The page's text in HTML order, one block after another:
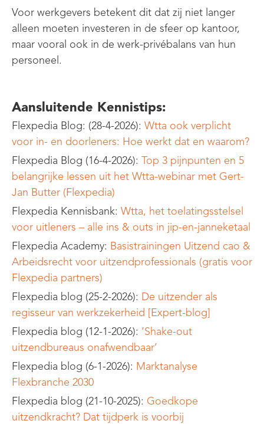
Voor werkgevers betekent dit dat zij niet langer
alleen moeten investeren in de sfeer op kantoor,
maar vooral ook in de werk-privébalans van hun
personeel.
Aansluitende Kennistips:
Flexpedia Blog: (28-4-2026): Wtta ook verplicht
voor in- en doorleners: Hoe werkt dat en waarom?
Flexpedia Blog (16-4-2026): Top 3 pijnpunten en 5
belangrijke lessen uit het Wtta-webinar met Gert-
Jan Butter (Flexpedia)
Flexpedia Kennisbank: Wtta, het toelatingsstelsel
voor uitleners – alle ins & outs in jip-en-janneketaal
Flexpedia Academy: Basistrainingen Uitzend cao &
Arbeidsrecht voor uitzendprofessionals (gratis voor
Flexpedia partners)
Flexpedia blog (25-2-2026): De uitzender als
regisseur van werkzekerheid [Expert-blog]
Flexpedia blog (12-1-2026): ‘Shake-out
uitzendbureaus onafwendbaar’
Flexpedia blog (6-1-2026): Marktanalyse
Flexbranche 2030
Flexpedia blog (21-10-2025): Goedkope
uitzendkracht? Dat tijdperk is voorbij